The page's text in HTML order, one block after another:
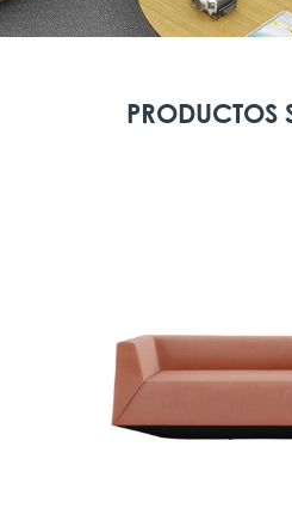
PRODUCTOS